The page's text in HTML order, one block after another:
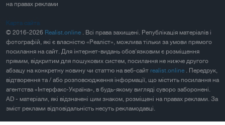
на правах реклами
Карта сайта
© 2016-2026 Realist.online . Всі права захищені. Републікація матеріалів і
фотографій, які є власністю «Реаліст», можлива тільки за умови прямого
посилання на сайт. Для інтернет-видань обов'язковим є розміщення
прямим, відкритим для пошукових систем, посилання не нижче другого
абзацу на конкретну новину чи статтю на веб-сайт realist.online . Передрук,
відтворення та / або розповсюдження інформації, що містить посилання на
агентства «Інтерфакс-Україна», в будь-якому вигляді суворо заборонені.
AD - матеріали, які відзначені цим знаком, розміщені на правах реклами. За
зміст реклами відповідальність несуть рекламодавці.